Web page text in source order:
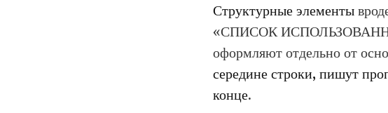
Структурные элементы
«СПИСОК
оформляют отдельно от
середине строки, пишут
конце.